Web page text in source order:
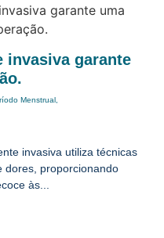
invasiva garante
Menstrual
invasiva utiliza técnicas
dores, proporcionando
às...